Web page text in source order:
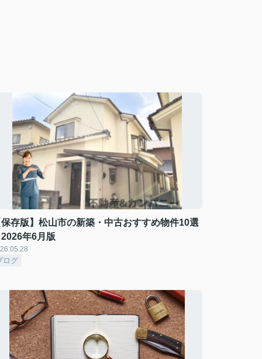
存版】松山市の新築・中古おすすめ物件10選
年6月版
ログ